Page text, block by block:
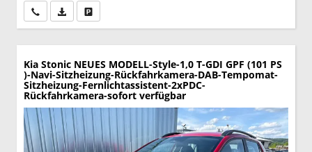
Wir rufen Sie anPDF-Datei, Fahrzeugexposé drucken
Kia Stonic NEUES MODELL-Style-1,0 T-GDI GPF (101 PS
)-Navi-Sitzheizung-Rückfahrkamera-DAB-Tempomat-
Sitzheizung-Fernlichtassistent-2xPDC-
Rückfahrkamera-sofort verfügbar